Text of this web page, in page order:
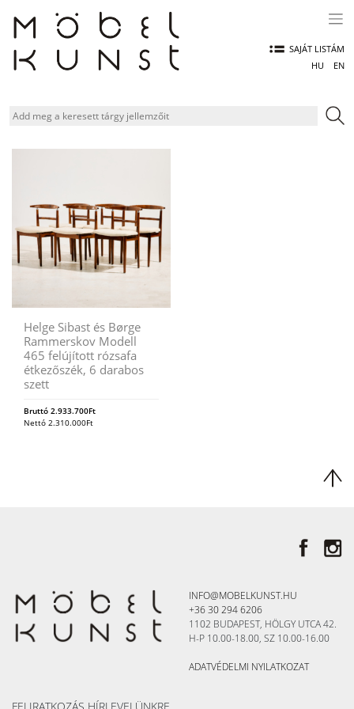
content
SAJÁT LISTÁM
HU
EN
Helge Sibast és Børge
Rammerskov Modell
465 felújított rózsafa
étkezőszék, 6 darabos
szett
Bruttó 2.933.700Ft
Nettó 2.310.000Ft
INFO@MOBELKUNST.HU
+36 30 294 6206
1102 BUDAPEST, HÖLGY UTCA 42.
H-P 10.00-18.00, SZ 10.00-16.00
ADATVÉDELMI NYILATKOZAT